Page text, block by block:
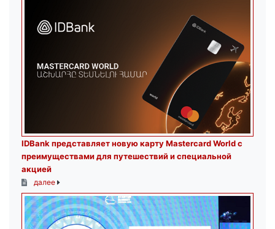
IDBank представляет новую карту Mastercard World с
преимуществами для путешествий и специальной
акцией
далее